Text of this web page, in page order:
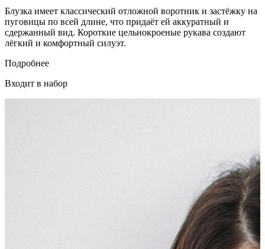
Блузка имеет классический отложной воротник и застёжку на
пуговицы по всей длине, что придаёт ей аккуратный и
сдержанный вид. Короткие цельнокроеные рукава создают
лёгкий и комфортный силуэт.
Подробнее
Входит в набор